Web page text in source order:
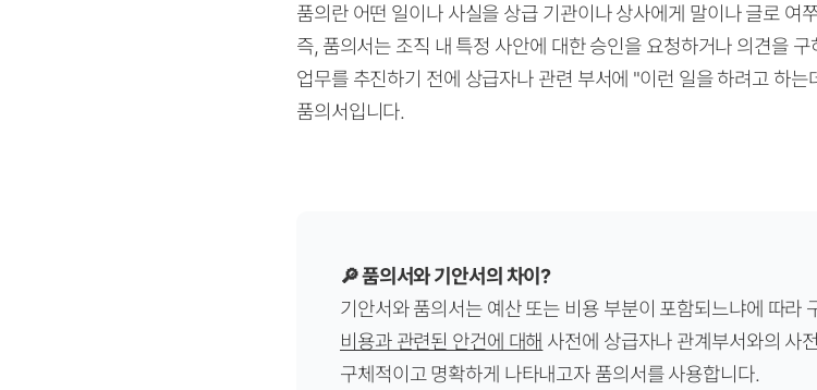
품의란 어떤 일이나 사실을 상급 기관이나 상사에게 말이나 글로 여
즉, 품의서는 조직 내 특정 사안에 대한 승인을 요청하거나 의견을
업무를 추진하기 전에 상급자나 관련 부서에 "이런 일을 하려고 하
품의서입니다.
🔎 품의서와 기안서의 차이?
기안서와 품의서는 예산 또는 비용 부분이 포함되느냐에 따라
비용과 관련된 안건에 대해 사전에 상급자나 관계부서와의 사
구체적이고 명확하게 나타내고자 품의서를 사용합니다.